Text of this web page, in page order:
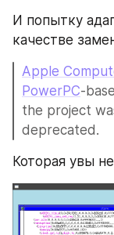
И попытку
качестве
Apple
PowerPC-
the project
deprecated.
Которая увы